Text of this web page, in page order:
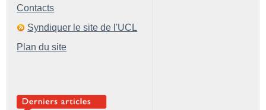
Contacts
Syndiquer le site de l'UCL
Plan du site